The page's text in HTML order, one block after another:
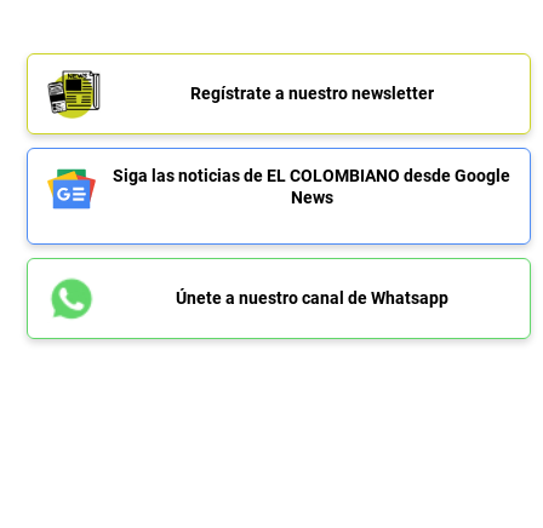
Regístrate a nuestro newsletter
Siga las noticias de EL COLOMBIANO desde Google
News
Únete a nuestro canal de Whatsapp